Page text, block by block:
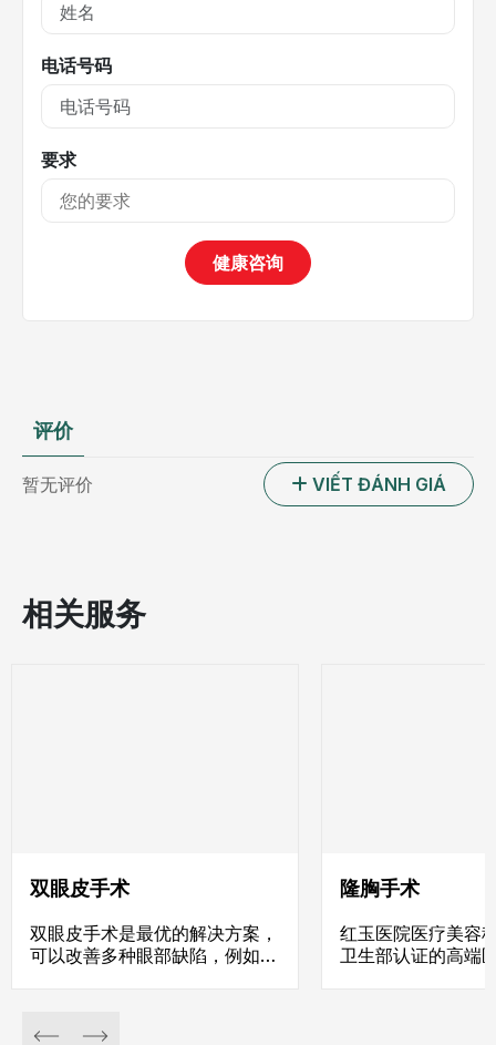
电话号码
要求
健康咨询
评价
暂无评价 VIẾT ĐÁNH GIÁ
相关服务
双眼皮手术
双眼皮手术是最优的解决方案，
可以改善多种眼部缺陷，例如：
隆胸手术
红玉医院医疗美容
卫生部认证的高端